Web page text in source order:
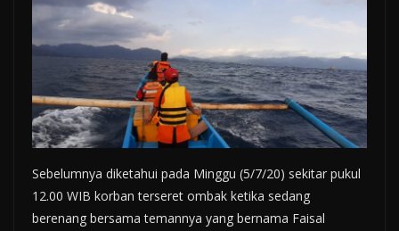
Sebelumnya diketahui pada Minggu (5/7/20) sekitar pukul
12.00 WIB korban terseret ombak ketika sedang
berenang bersama temannya yang bernama Faisal